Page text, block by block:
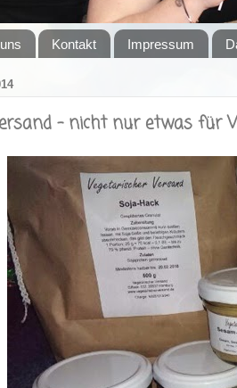
Kontakt Impressum
- nicht nur etwas für